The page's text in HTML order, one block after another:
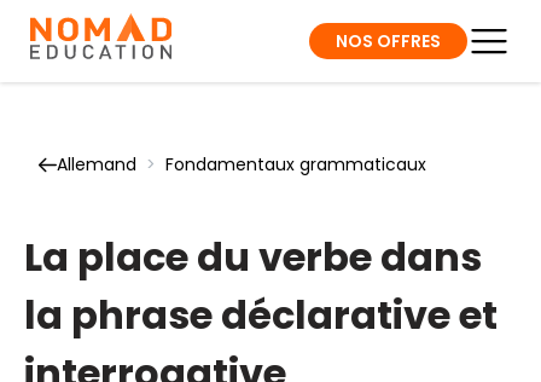
NOS OFFRES
Allemand > Fondamentaux grammaticaux
La place du verbe dans
la phrase déclarative et